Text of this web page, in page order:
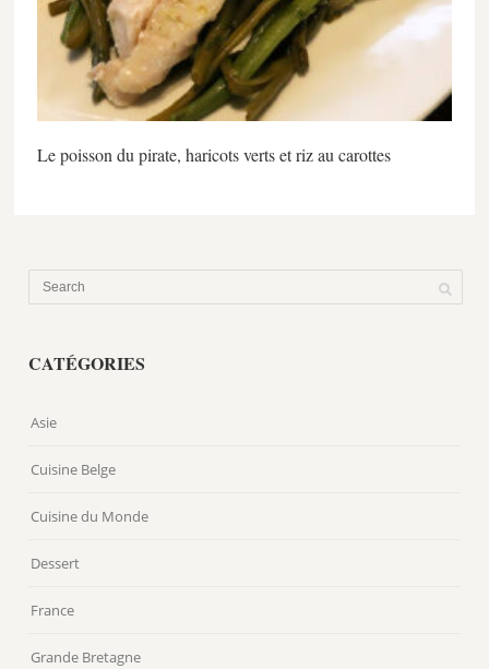
Le poisson du pirate, haricots verts et riz au carottes
CATÉGORIES
Asie
Cuisine Belge
Cuisine du Monde
Dessert
France
Grande Bretagne